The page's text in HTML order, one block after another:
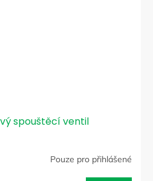
spouštěcí ventil
Pouze pro přihlášené